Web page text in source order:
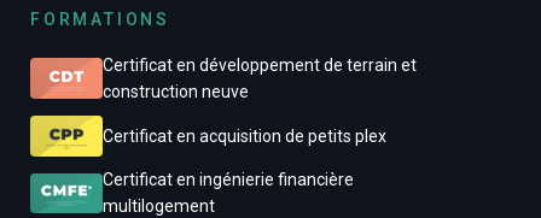
FORMATIONS
Certificat en développement de terrain et
construction neuve
Certificat en acquisition de petits plex
Certificat en ingénierie financière
multilogement